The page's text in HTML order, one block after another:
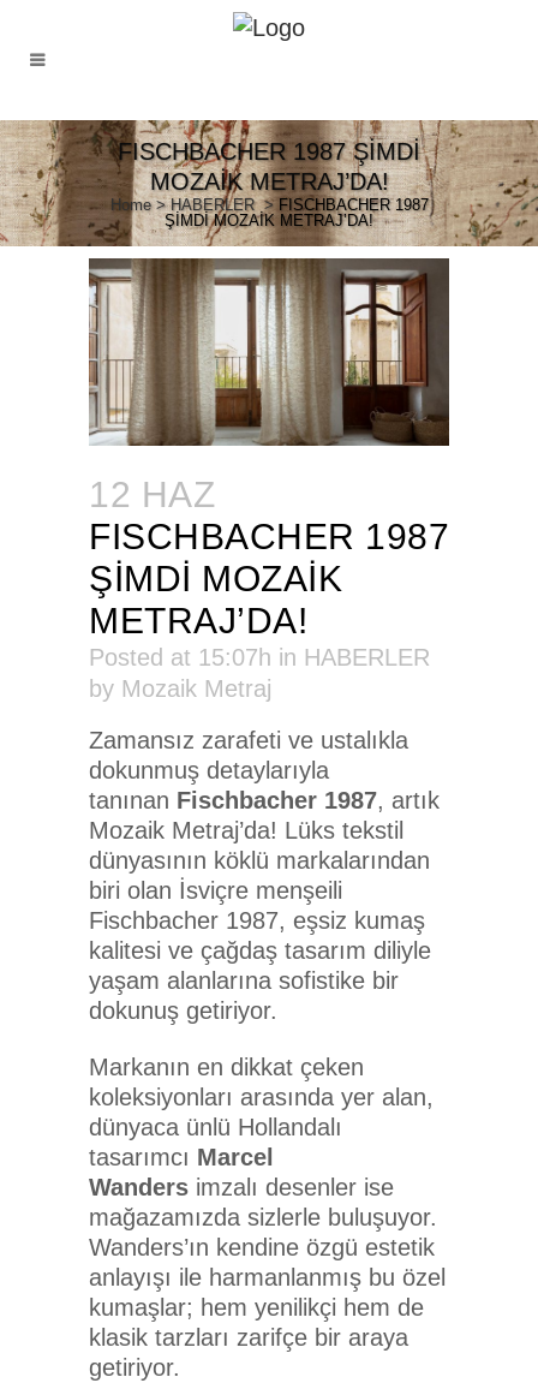
FISCHBACHER 1987 ŞİMDİ
MOZAİK METRAJ’DA!
Home>HABERLER > FISCHBACHER 1987
ŞİMDİ MOZAİK METRAJ’DA!
12 HAZ
FISCHBACHER 1987
ŞİMDİ MOZAİK
METRAJ’DA!
Posted at 15:07h in HABERLER
by Mozaik Metraj
Zamansız zarafeti ve ustalıkla
dokunmuş detaylarıyla
tanınan Fischbacher 1987, artık
Mozaik Metraj’da! Lüks tekstil
dünyasının köklü markalarından
biri olan İsviçre menşeili
Fischbacher 1987, eşsiz kumaş
kalitesi ve çağdaş tasarım diliyle
yaşam alanlarına sofistike bir
dokunuş getiriyor.
Markanın en dikkat çeken
koleksiyonları arasında yer alan,
dünyaca ünlü Hollandalı
tasarımcı Marcel
Wanders imzalı desenler ise
mağazamızda sizlerle buluşuyor.
Wanders’ın kendine özgü estetik
anlayışı ile harmanlanmış bu özel
kumaşlar; hem yenilikçi hem de
klasik tarzları zarifçe bir araya
getiriyor.